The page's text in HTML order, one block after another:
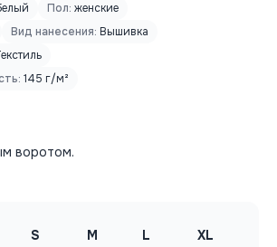
Пол: женские
Вид нанесения: Вышивка
145 г/м²
воротом.
S M L XL